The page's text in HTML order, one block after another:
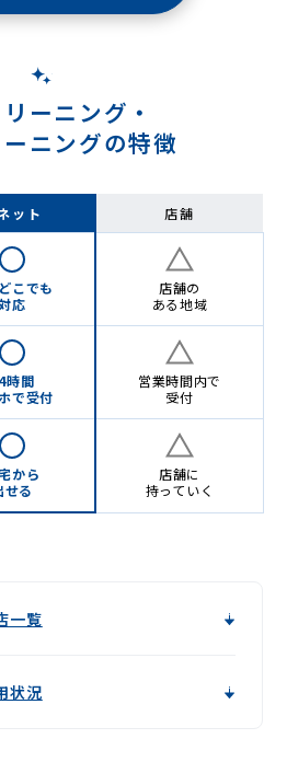
ーニング・
ニングの特徴
ット 店舗
こでも
応
店舗の
ある地域
時間
で受付
営業時間内で
受付
から
せる
店舗に
持っていく
一覧
状況